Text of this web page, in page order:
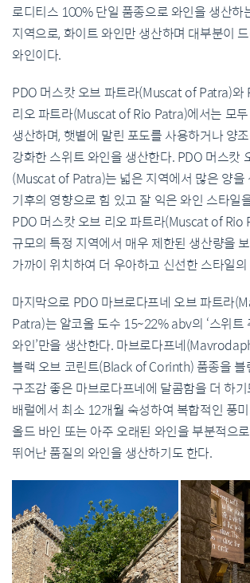
로디티스 100% 단일 품종으로 와인을 생산하
지역으로, 화이트 와인만 생산하며 대부분이
와인이다.
PDO 머스캇 오브 파트라(Muscat of Patra)와
리오 파트라(Muscat of Rio Patra)에서는 모
생산하며, 햇볕에 말린 포도를 사용하거나 양
강화한 스위트 와인을 생산한다. PDO 머스캇
(Muscat of Patra)는 넓은 지역에서 많은 양을
기후의 영향으로 힘 있고 잘 익은 와인 스타일
PDO 머스캇 오브 리오 파트라(Muscat of Rio
규모의 특정 지역에서 매우 제한된 생산량을
가까이 위치하여 더 우아하고 신선한 스타일
마지막으로 PDO 마브로다프네 오브 파트라
Patra)는 알코올 도수 15~22% abv의 ‘스위트
와인’만을 생산한다. 마브로다프네
블랙 오브 코린트(Black of Corinth) 품종을 블
구조감 좋은 마브로다프네에 달콤함을 더 하
배럴에서 최소 12개월 숙성하여 복합적인 풍
올드 바인 또는 아주 오래된 와인을 부분적으
뛰어난 품질의 와인을 생산하기도 한다.